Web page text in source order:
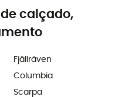
calçado,
Fjällräven
Columbia
Scarpa